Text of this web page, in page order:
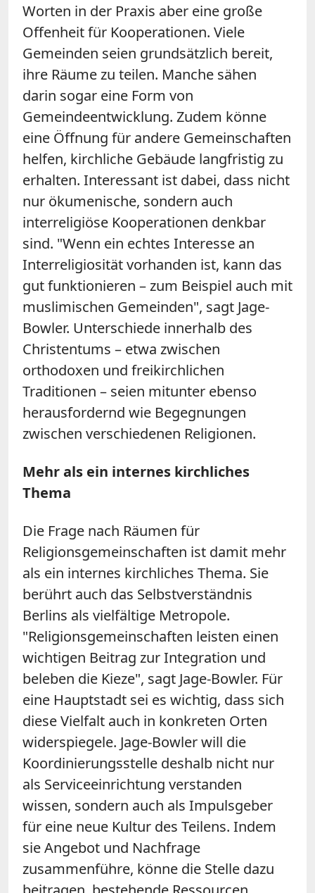
Worten in der Praxis aber eine große
Offenheit für Kooperationen. Viele
Gemeinden seien grundsätzlich bereit,
ihre Räume zu teilen. Manche sähen
darin sogar eine Form von
Gemeindeentwicklung. Zudem könne
eine Öffnung für andere Gemeinschaften
helfen, kirchliche Gebäude langfristig zu
erhalten. Interessant ist dabei, dass nicht
nur ökumenische, sondern auch
interreligiöse Kooperationen denkbar
sind. "Wenn ein echtes Interesse an
Interreligiosität vorhanden ist, kann das
gut funktionieren – zum Beispiel auch mit
muslimischen Gemeinden", sagt Jage-
Bowler. Unterschiede innerhalb des
Christentums – etwa zwischen
orthodoxen und freikirchlichen
Traditionen – seien mitunter ebenso
herausfordernd wie Begegnungen
zwischen verschiedenen Religionen.
Mehr als ein internes kirchliches
Thema
Die Frage nach Räumen für
Religionsgemeinschaften ist damit mehr
als ein internes kirchliches Thema. Sie
berührt auch das Selbstverständnis
Berlins als vielfältige Metropole.
"Religionsgemeinschaften leisten einen
wichtigen Beitrag zur Integration und
beleben die Kieze", sagt Jage-Bowler. Für
eine Hauptstadt sei es wichtig, dass sich
diese Vielfalt auch in konkreten Orten
widerspiegele. Jage-Bowler will die
Koordinierungsstelle deshalb nicht nur
als Serviceeinrichtung verstanden
wissen, sondern auch als Impulsgeber
für eine neue Kultur des Teilens. Indem
sie Angebot und Nachfrage
zusammenführe, könne die Stelle dazu